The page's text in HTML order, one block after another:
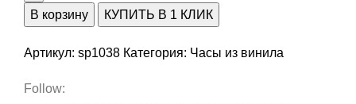
В корзину КУПИТЬ В 1 КЛИК
Артикул: sp1038 Категория: Часы из винила
Follow: